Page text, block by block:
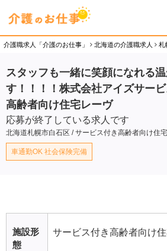
介護職求人「介護のお仕事」 北海道の介護職求人 札
スタッフも一緒に笑顔になれる
す！！！！株式会社アイズサー
高齢者向け住宅レーヴ
応募が終了している求人です
北海道札幌市白石区 / サービス付き高齢者向け住
車通勤OK 社会保険完備
施設形
態
サービス付き高齢者向け